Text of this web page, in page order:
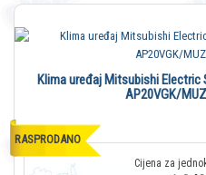
RASPRODANO
Klima uređaj Mitsubishi Electric
AP20VGK/